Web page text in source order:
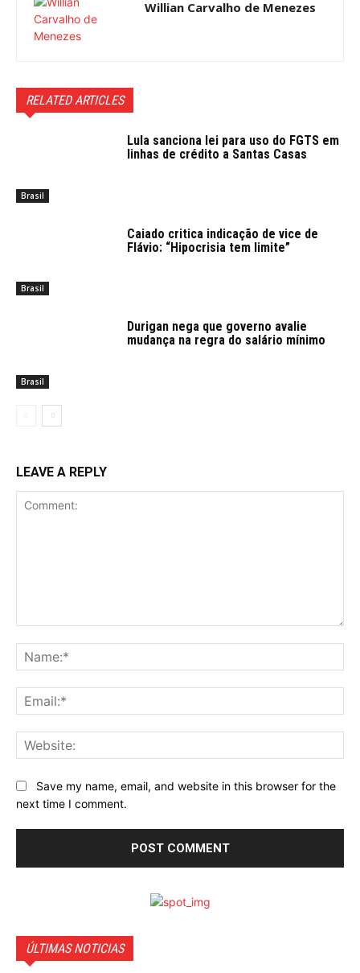
Willian Carvalho de Menezes
RELATED ARTICLES
Brasil
Lula sanciona lei para uso do FGTS em
linhas de crédito a Santas Casas
Brasil
Caiado critica indicação de vice de
Flávio: “Hipocrisia tem limite”
Brasil
Durigan nega que governo avalie
mudança na regra do salário mínimo
LEAVE A REPLY
Save my name, email, and website in this browser for the
next time I comment.
ÚLTIMAS NOTICIAS